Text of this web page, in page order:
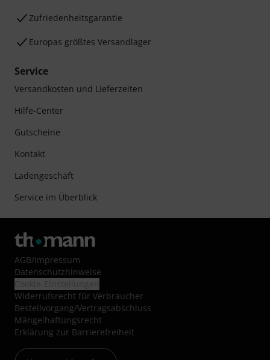
Zufriedenheitsgarantie
Europas größtes Versandlager
Service
Versandkosten und Lieferzeiten
Hilfe-Center
Gutscheine
Kontakt
Ladengeschäft
Service im Überblick
AGB/Impressum
Datenschutzhinweise
Widerrufsrecht für Verbraucher
Bestellvorgang/Vertragsabschluss
Mängelhaftungsrecht
Erklärung zur Barrierefreiheit